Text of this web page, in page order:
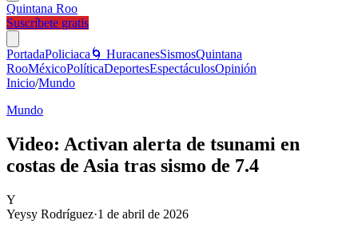
Quintana Roo
Suscríbete gratis
PortadaPoliciaca 🌀 HuracanesSismosQuintana
RooMéxicoPolíticaDeportesEspectáculosOpinión
Inicio/Mundo
Mundo
Video: Activan alerta de tsunami en
costas de Asia tras sismo de 7.4
Y
Yeysy Rodríguez·1 de abril de 2026